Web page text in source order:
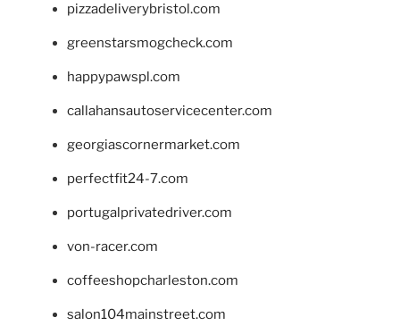
pizzadeliverybristol.com
greenstarsmogcheck.com
happypawspl.com
callahansautoservicecenter.com
georgiascornermarket.com
perfectfit24-7.com
portugalprivatedriver.com
von-racer.com
coffeeshopcharleston.com
salon104mainstreet.com